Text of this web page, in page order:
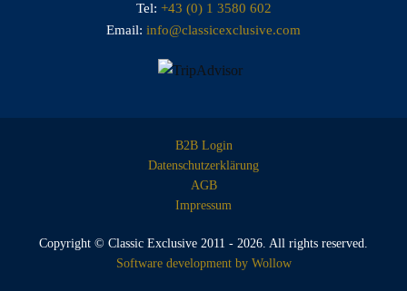
Tel: +43 (0) 1 3580 602
Email: info@classicexclusive.com
Copyright © Classic Exclusive 2011 - 2026. All rights reserved.
Software development by Wollow
B2B Login
Datenschutzerklärung
AGB
Impressum